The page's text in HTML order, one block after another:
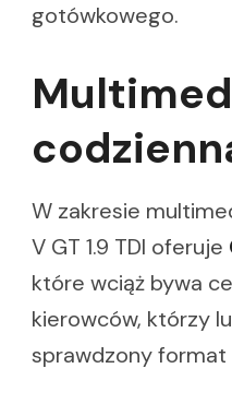
gotówkowego.
W zakresie
V GT 1.9 TDI oferuje
które wciąż bywa
kierowców, którzy
sprawdzony format